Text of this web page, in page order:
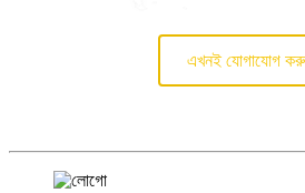
এখনই যোগাযোগ